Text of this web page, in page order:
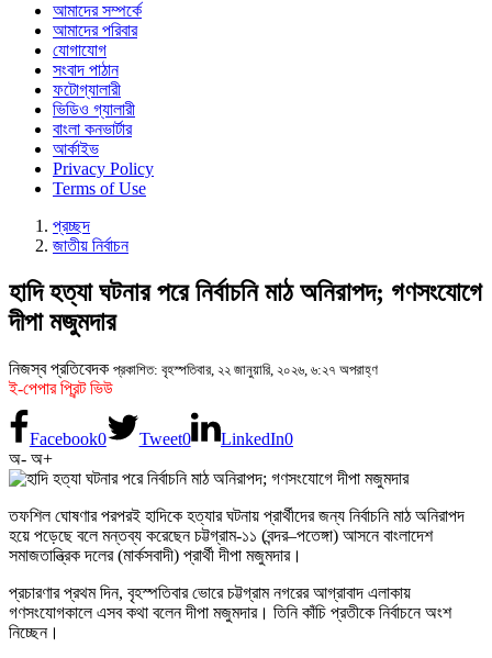
আমাদের সম্পর্কে
আমাদের পরিবার
যোগাযোগ
সংবাদ পাঠান
ফটোগ্যালারী
ভিডিও গ্যালারী
বাংলা কনভার্টার
আর্কাইভ
Privacy Policy
Terms of Use
প্রচ্ছদ
জাতীয় নির্বাচন
হাদি হত্যা ঘটনার পরে নির্বাচনি মাঠ অনিরাপদ; গণসংযোগে
দীপা মজুমদার
নিজস্ব প্রতিবেদক প্রকাশিত: বৃহস্পতিবার, ২২ জানুয়ারি, ২০২৬, ৬:২৭ অপরাহ্ণ
ই-পেপার প্রিন্ট ভিউ
Facebook0 Tweet0 LinkedIn0
অ- অ+
তফশিল ঘোষণার পরপরই হাদিকে হত্যার ঘটনায় প্রার্থীদের জন্য নির্বাচনি মাঠ অনিরাপদ
হয়ে পড়েছে বলে মন্তব্য করেছেন চট্টগ্রাম-১১ (বন্দর–পতেঙ্গা) আসনে বাংলাদেশ
সমাজতান্ত্রিক দলের (মার্কসবাদী) প্রার্থী দীপা মজুমদার।
প্রচারণার প্রথম দিন, বৃহস্পতিবার ভোরে চট্টগ্রাম নগরের আগ্রাবাদ এলাকায়
গণসংযোগকালে এসব কথা বলেন দীপা মজুমদার। তিনি কাঁচি প্রতীকে নির্বাচনে অংশ
নিচ্ছেন।